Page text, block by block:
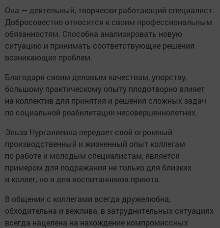
Она — деятельный, творчески работающий специалист.
Добросовестно относится к своим профессиональным
обязанностям. Способна анализировать новую
ситуацию и принимать соответствующие решения
возникающих проблем.
Благодаря своим деловым качествам, упорству,
большому практическому опыту плодотворно влияет
на коллектив для принятия и решения сложных задач
по социальной реабилитации несовершеннолетних.
Эльза Нургалиевна передает свой огромный
производственный и жизненный опыт коллегам
по работе и молодым специалистам, является
примером для подражания не только для близких
и коллег, но и для воспитанников приюта.
В общении с коллегами всегда дружелюбна,
обходительна и вежлива, в затруднительных ситуациях
всегда нацелена на нахождение компромиссных